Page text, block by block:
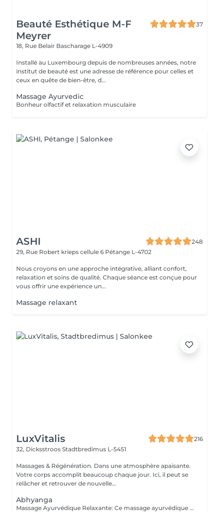
Beauté Esthétique M-F
Meyrer
37
18, Rue Belair Bascharage L-4909
Installé au Luxembourg depuis de nombreuses années, notre
institut de beauté est une adresse de référence pour celles et
ceux en quête de bien-être, d...
Massage Ayurvedic
Bonheur olfactif et relaxation musculaire
ASHI
248
29, Rue Robert krieps cellule 6 Pétange L-4702
Nous croyons en une approche intégrative, alliant confort,
relaxation et soins de qualité. Chaque séance est conçue pour
vous offrir une expérience un...
Massage relaxant
LuxVitalis
216
32, Dicksstroos Stadtbredimus L-5451
Massages & Régénération. Dans une atmosphère apaisante.
Votre corps accomplit beaucoup chaque jour. Ici, il peut se
relâcher et retrouver de nouvelle...
Abhyanga
Massage Ayurvédique Relaxante: Ce massage ayurvédique du corps entier aux huiles chaudes apporte calme, équilibre et harmonie intérieure. Les huiles ayurvédiques enveloppent et massent délicatement tout le corps. Le soin harmonise les énergies corporelles, calme le système nerveux, renforce le système immunitaire, stimule la circulation lymphatique et nourrit la peau ainsi que les tissus. Énergie, vitalité et bien-être sont retrouvés.